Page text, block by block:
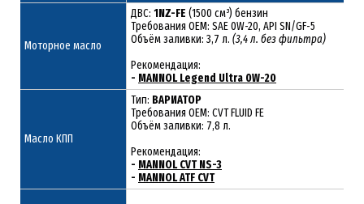
Моторное масло
ДВС: 1NZ-FE (1500 см³) бензин
Требования ОЕМ: SAE 0W-20, API SN/GF-5
Объём заливки: 3,7 л. (3,4 л. без фильтра)
Рекомендация:
- MANNOL Legend Ultra 0W-20
Масло КПП
Тип: ВАРИАТОР
Требования OEM: CVT FLUID FE
Объём заливки: 7,8 л.
Рекомендация:
- MANNOL CVT NS-3
- MANNOL ATF CVT